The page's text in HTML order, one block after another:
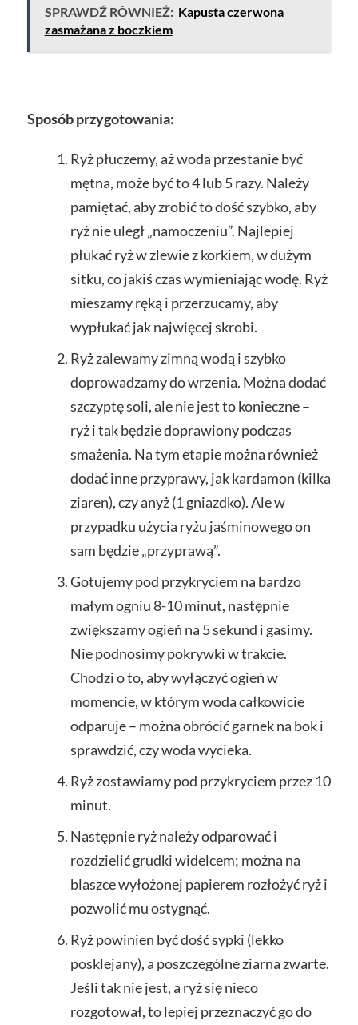
SPRAWDŹ RÓWNIEŻ: Kapusta czerwona
zasmażana z boczkiem
Sposób przygotowania:
Ryż płuczemy, aż woda przestanie być
mętna, może być to 4 lub 5 razy. Należy
pamiętać, aby zrobić to dość szybko, aby
ryż nie uległ „namoczeniu”. Najlepiej
płukać ryż w zlewie z korkiem, w dużym
sitku, co jakiś czas wymieniając wodę. Ryż
mieszamy ręką i przerzucamy, aby
wypłukać jak najwięcej skrobi.
Ryż zalewamy zimną wodą i szybko
doprowadzamy do wrzenia. Można dodać
szczyptę soli, ale nie jest to konieczne –
ryż i tak będzie doprawiony podczas
smażenia. Na tym etapie można również
dodać inne przyprawy, jak kardamon (kilka
ziaren), czy anyż (1 gniazdko). Ale w
przypadku użycia ryżu jaśminowego on
sam będzie „przyprawą”.
Gotujemy pod przykryciem na bardzo
małym ogniu 8-10 minut, następnie
zwiększamy ogień na 5 sekund i gasimy.
Nie podnosimy pokrywki w trakcie.
Chodzi o to, aby wyłączyć ogień w
momencie, w którym woda całkowicie
odparuje – można obrócić garnek na bok i
sprawdzić, czy woda wycieka.
Ryż zostawiamy pod przykryciem przez 10
minut.
Następnie ryż należy odparować i
rozdzielić grudki widelcem; można na
blaszce wyłożonej papierem rozłożyć ryż i
pozwolić mu ostygnąć.
Ryż powinien być dość sypki (lekko
posklejany), a poszczególne ziarna zwarte.
Jeśli tak nie jest, a ryż się nieco
rozgotował, to lepiej przeznaczyć go do